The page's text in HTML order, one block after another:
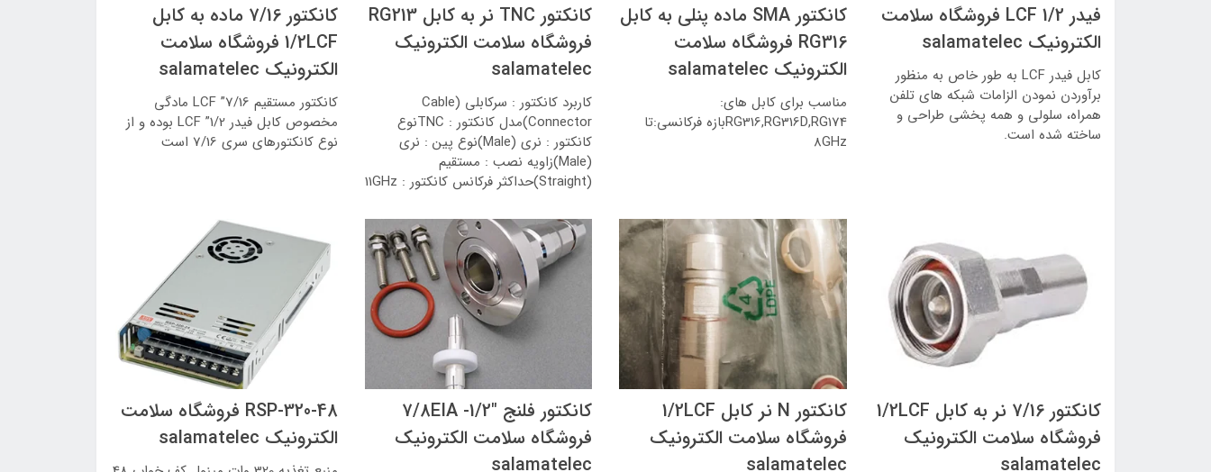
فیدر 1/2 LCF فروشگاه سلامت
الکترونیک salamatelec
کابل فیدر LCF به طور خاص به منظور
برآوردن نمودن الزامات شبکه های تلفن
همراه، سلولی و همه پخشی طراحی و
ساخته شده است.
کانکتور SMA ماده پنلی به کابل
RG316 فروشگاه سلامت
الکترونیک salamatelec
مناسب برای کابل های:
RG316,RG316D,RG174بازه فرکانسی:تا
8GHz
کانکتور TNC نر به کابل RG213
فروشگاه سلامت الکترونیک
salamatelec
کاربرد کانکتور : سرکابلی (Cable
Connector)مدل کانکتور : TNCنوع
کانکتور : نری (Male)نوع پین : نری
(Male)زاویه نصب : مستقیم
(Straight)حداکثر فرکانس کانکتور : 11GHz
کانکتور 7/16 ماده به کابل
1/2LCF فروشگاه سلامت
الکترونیک salamatelec
کانکتور مستقیم 7/16” LCF مادگی
مخصوص کابل فیدر 1/2” LCF بوده و از
نوع کانکتورهای سری 7/16 است
کانکتور 7/16 نر به کابل 1/2LCF
فروشگاه سلامت الکترونیک
salamatelec
کانکتور N نر کابل 1/2LCF
فروشگاه سلامت الکترونیک
salamatelec
کانکتور فلنج "7/8EIA -1/2
فروشگاه سلامت الکترونیک
salamatelec
RSP-320-48 فروشگاه سلامت
الکترونیک salamatelec